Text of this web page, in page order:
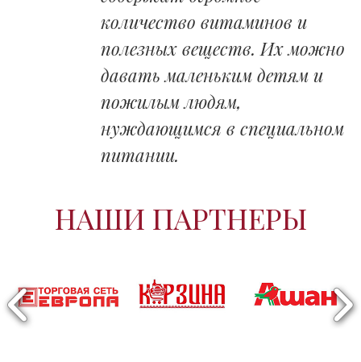
количество витаминов и
полезных веществ. Их можно
давать маленьким детям и
пожилым людям,
нуждающимся в специальном
питании.
НАШИ ПАРТНЕРЫ